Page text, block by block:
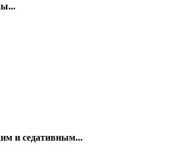
и седативным...